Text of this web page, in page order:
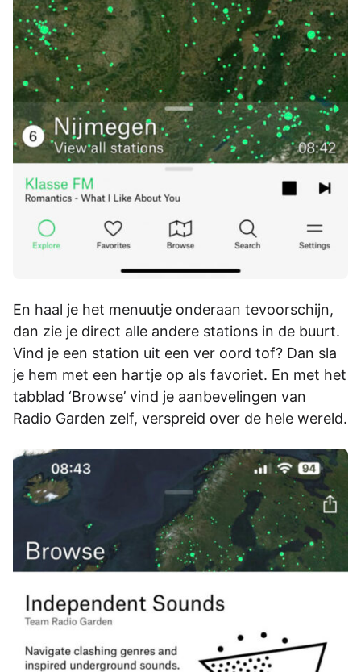
En haal je het menuutje onderaan tevoorschijn,
dan zie je direct alle andere stations in de buurt.
Vind je een station uit een ver oord tof? Dan sla
je hem met een hartje op als favoriet. En met het
tabblad ‘Browse’ vind je aanbevelingen van
Radio Garden zelf, verspreid over de hele wereld.